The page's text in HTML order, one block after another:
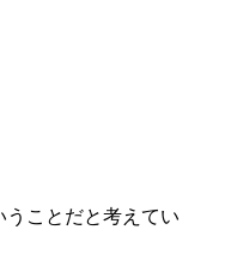
ことだと考えてい